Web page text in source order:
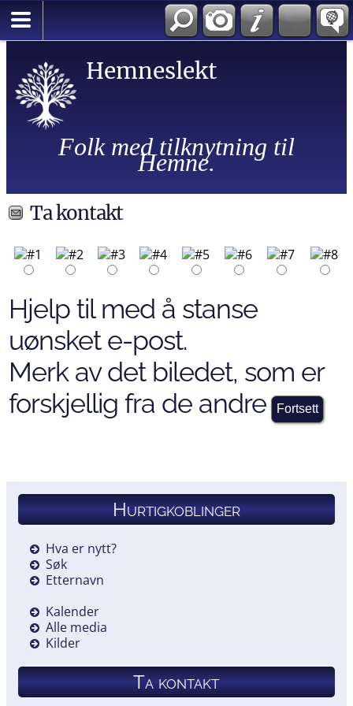
Hemneslekt
Folk med tilknytning til
Hemne.
Ta kontakt
Hjelp til med å stanse
uønsket e-post.
Merk av det biledet, som er
forskjellig fra de andre
Hurtigkoblinger
Hva er nytt?
Søk
Etternavn
Kalender
Alle media
Kilder
Ta kontakt